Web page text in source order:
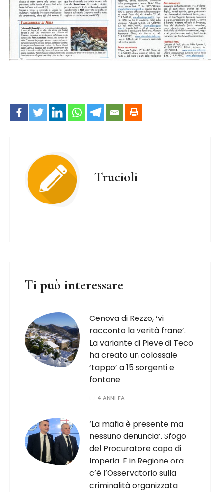
Trucioli
Ti può interessare
Cenova di Rezzo, ‘vi
racconto la verità frane’.
La variante di Pieve di Teco
ha creato un colossale
‘tappo’ a 15 sorgenti e
fontane
4 ANNI FA
‘La mafia è presente ma
nessuno denuncia’. Sfogo
del Procuratore capo di
Imperia. E in Regione ora
c’è l’Osservatorio sulla
criminalità organizzata